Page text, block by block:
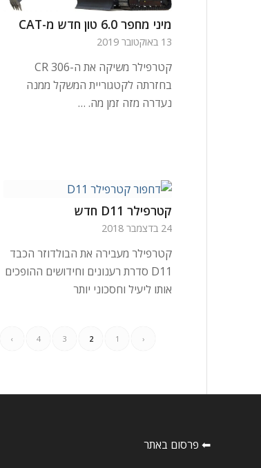
מיני מחפר 6.0 טון חדש מ-CAT
13 באוקטובר 2019
קטרפילר משיקה את ה-306 CR
בחזרתה לקטגוריית המשקל ממנה
נעדרה מזה זמן מה. …
קטרפילר D11 חדש
24 בדצמבר 2018
קטרפילר מעבירה את הבולדוזר הכבד
D11 סדרת רענונים וחידושים ההופכים
אותו ליעיל וחסכוני יותר
‹
1
2
3
4
›
⬅ פרסום באתר